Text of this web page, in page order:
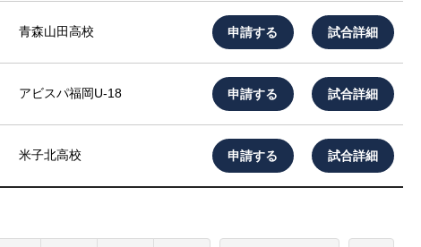
青森山田高校 申請する 試合詳細
アビスパ福岡U-18 申請する 試合詳細
米子北高校 申請する 試合詳細